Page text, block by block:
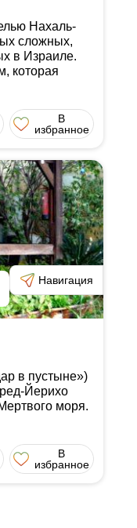
Нахаль-
сложных,
в Израиле.
которая
В
избранное
Навигация
в пустыне»)
Йерихо
моря.
В
избранное